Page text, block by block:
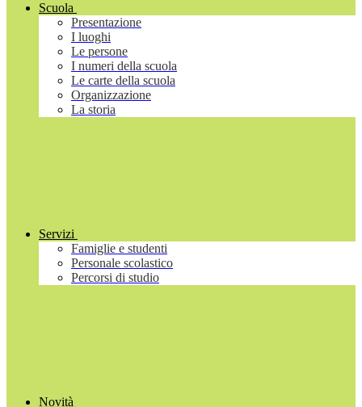
Scuola
Presentazione
I luoghi
Le persone
I numeri della scuola
Le carte della scuola
Organizzazione
La storia
Servizi
Famiglie e studenti
Personale scolastico
Percorsi di studio
Novità